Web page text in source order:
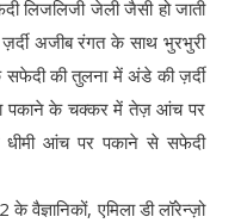
लिजलिजी जेली जैसी हो जाती
अजीब रंगत के साथ भुरभुरी
सफेदी की तुलना में अंडे की ज़र्दी
पकाने के चक्कर में तेज़ आंच पर
धीमी आंच पर पकाने से सफेदी
वैज्ञानिकों, एमिला डी लॉरेन्ज़ो